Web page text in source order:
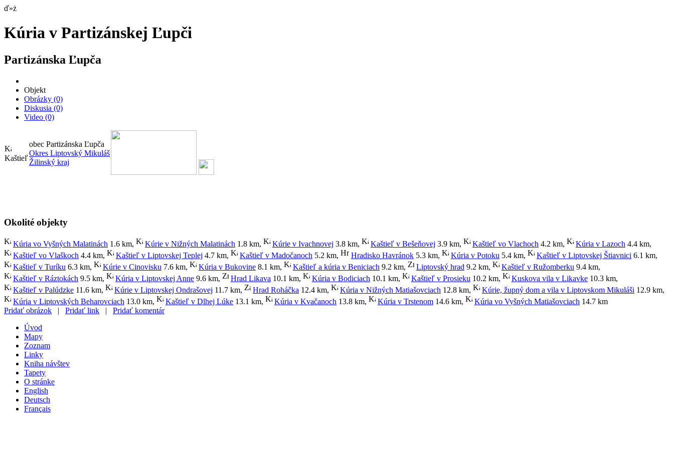
ď»ż
Kúria v Partizánskej Ľupči
Partizánska Ľupča
Objekt
Obrázky (0)
Diskusia (0)
Video (0)
Kaštieľ
obec Partizánska Ľupča
Okres Liptovský Mikuláš
Žilinský kraj
Okolité objekty
Kúria vo Vyšných Malatinách 1.6 km, Kúrie v Nižných Malatinách 1.8 km, Kúrie v Ivachnovej 3.8 km, Kaštieľ v Bešeňovej 3.9 km, Kaštieľ vo Vlachoch 4.2 km, Kúria v Lazoch 4.4 km,
Kaštieľ vo Vlaškoch 4.4 km, Kaštieľ v Liptovskej Teplej 4.7 km, Kaštieľ v Madočanoch 5.2 km, Hradisko Havránok 5.3 km, Kúria v Potoku 5.4 km, Kaštieľ v Liptovskej Štiavnici 6.1 km,
Kaštieľ v Turíku 6.3 km, Kúrie v Cinovisku 7.6 km, Kúria v Bukovine 8.1 km, Kaštieľ a kúria v Beniciach 9.2 km, Liptovský hrad 9.2 km, Kaštieľ v Ružomberku 9.4 km,
Kaštieľ v Ráztokách 9.5 km, Kúria v Liptovskej Anne 9.6 km, Hrad Likava 10.1 km, Kúria v Bodiciach 10.1 km, Kaštieľ v Prosieku 10.2 km, Kuskova vila v Likavke 10.3 km,
Kaštieľ v Palúdzke 11.6 km, Kúrie v Liptovskej Ondrašovej 11.7 km, Hrad Roháčka 12.4 km, Kúria v Nižných Matiašovciach 12.8 km, Kúrie, župný dom a vila v Liptovskom Mikuláši 12.9 km,
Kúria v Liptovských Beharovciach 13.0 km, Kaštieľ v Dlhej Lúke 13.1 km, Kúria v Kvačanoch 13.8 km, Kúria v Trstenom 14.6 km, Kúria vo Vyšných Matiašovciach 14.7 km
Pridať obrázok | Pridať link | Pridať komentár
Úvod
Mapy
Zoznam
Linky
Kniha návštev
Tapety
O stránke
English
Deutsch
Français